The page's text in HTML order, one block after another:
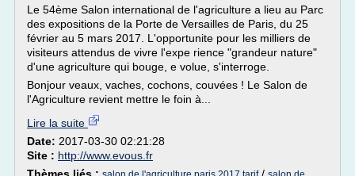
Le 54ème Salon international de l'agriculture a lieu au Parc
des expositions de la Porte de Versailles de Paris, du 25
février au 5 mars 2017. L'opportunite pour les milliers de
visiteurs attendus de vivre l'expe rience "grandeur nature"
d'une agriculture qui bouge, e volue, s'interroge.
Bonjour veaux, vaches, cochons, couvées ! Le Salon de
l'Agriculture revient mettre le foin à...
Lire la suite
Date: 2017-03-30 02:21:28
Site : http://www.evous.fr